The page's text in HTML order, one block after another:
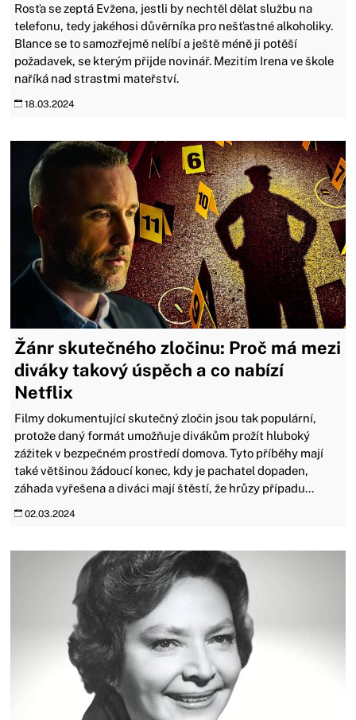
Rosťa se zeptá Evžena, jestli by nechtěl dělat službu na
telefonu, tedy jakéhosi důvěrníka pro nešťastné alkoholiky.
Blance se to samozřejmě nelíbí a ještě méně ji potěší
požadavek, se kterým přijde novinář. Mezitím Irena ve škole
naříká nad strastmi mateřství.
18.03.2024
Žánr skutečného zločinu: Proč má mezi
diváky takový úspěch a co nabízí
Netflix
Filmy dokumentující skutečný zločin jsou tak populární,
protože daný formát umožňuje divákům prožít hluboký
zážitek v bezpečném prostředí domova. Tyto příběhy mají
také většinou žádoucí konec, kdy je pachatel dopaden,
záhada vyřešena a diváci mají štěstí, že hrůzy případu...
02.03.2024